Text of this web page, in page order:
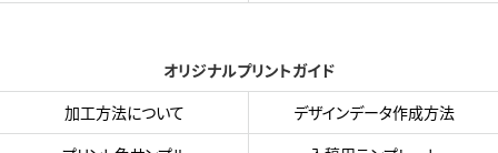
オリジナルプリントガイド
加工方法について
デザインデータ作成方法